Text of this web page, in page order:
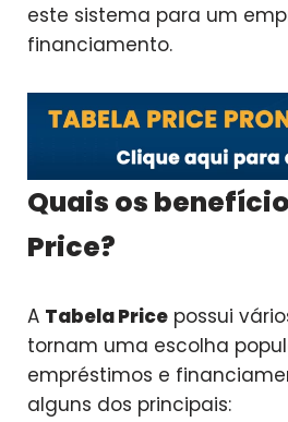
este sistema para um
financiamento.
Quais os
Price?
A Tabela Price possui
tornam uma escolha
empréstimos e
alguns dos principais: